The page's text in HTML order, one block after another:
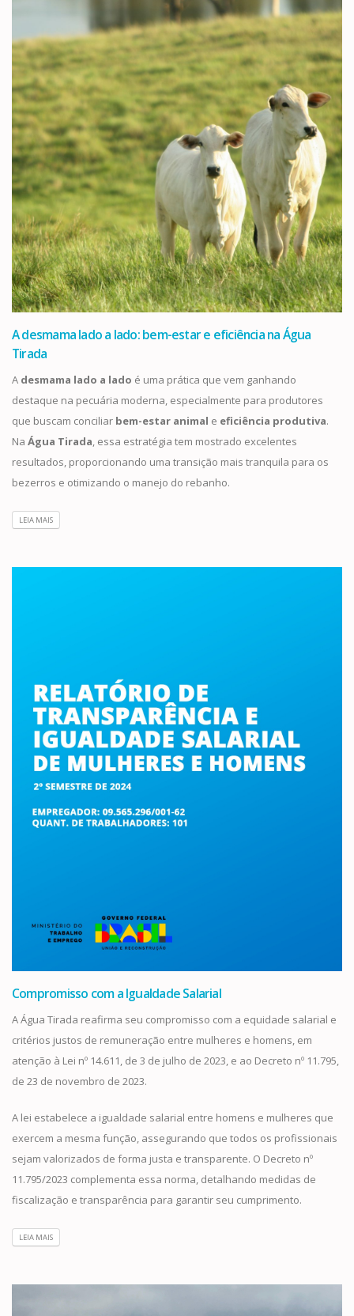
A desmama lado a lado: bem-estar e eficiência na Água
Tirada
A desmama lado a lado é uma prática que vem ganhando
destaque na pecuária moderna, especialmente para produtores
que buscam conciliar bem-estar animal e eficiência produtiva.
Na Água Tirada, essa estratégia tem mostrado excelentes
resultados, proporcionando uma transição mais tranquila para os
bezerros e otimizando o manejo do rebanho.
LEIA MAIS
Compromisso com a Igualdade Salarial
A Água Tirada reafirma seu compromisso com a equidade salarial e
critérios justos de remuneração entre mulheres e homens, em
atenção à Lei nº 14.611, de 3 de julho de 2023, e ao Decreto nº 11.795,
de 23 de novembro de 2023.
A lei estabelece a igualdade salarial entre homens e mulheres que
exercem a mesma função, assegurando que todos os profissionais
sejam valorizados de forma justa e transparente. O Decreto nº
11.795/2023 complementa essa norma, detalhando medidas de
fiscalização e transparência para garantir seu cumprimento.
LEIA MAIS